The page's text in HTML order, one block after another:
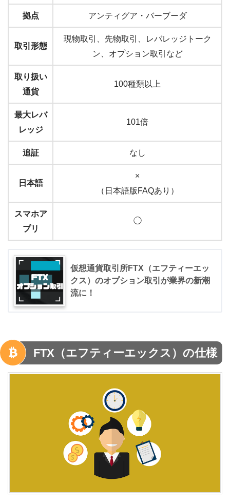
拠点 アンティグア・バーブーダ
取引形態
現物取引、先物取引、レバレッジトーク
ン、オプション取引など
取り扱い
通貨
100種類以上
最大レバ
レッジ
101倍
追証 なし
日本語
×
（日本語版FAQあり）
スマホア
プリ
◯
仮想通貨取引所FTX（エフティーエッ
クス）のオプション取引が業界の新潮
流に！
FTX（エフティーエックス）の仕様